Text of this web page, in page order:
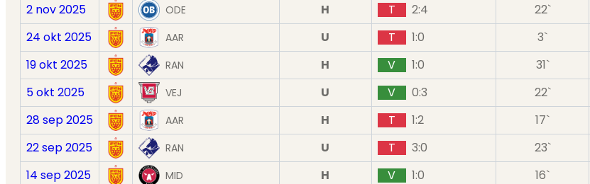
2 nov 2025 ODE H T 2:4 22`
24 okt 2025 AAR U T 1:0 3`
19 okt 2025 RAN H V 1:0 31`
5 okt 2025 VEJ U V 0:3 22`
28 sep 2025 AAR H T 1:2 17`
22 sep 2025 RAN U T 3:0 23`
14 sep 2025 MID H V 1:0 16`